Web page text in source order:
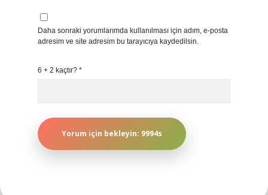
Daha sonraki yorumlarımda kullanılması için adım, e-posta
adresim ve site adresim bu tarayıcıya kaydedilsin.
6 + 2 kaçtır? *